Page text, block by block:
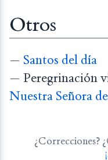
Otros
— Santos del día
— Peregrinación
Nuestra Señora
¿Correcciones?